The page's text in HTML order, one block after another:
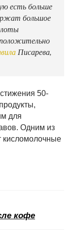
есть больше
большое
Писарева,
50-
для
Одним из
кисломолочные
кофе